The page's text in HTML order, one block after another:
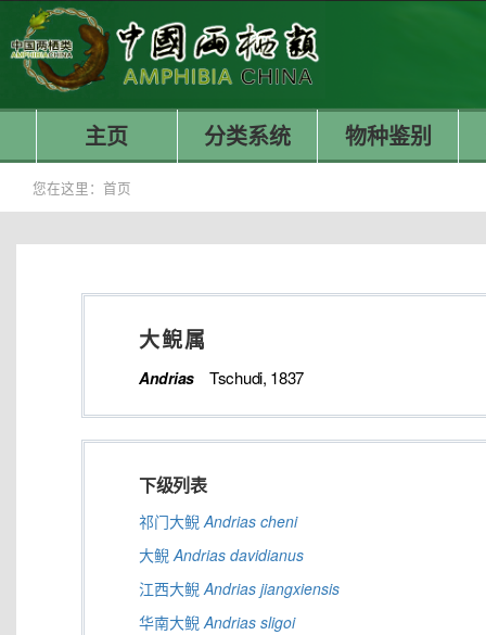
主页 分类系统 物种鉴别
您在这里： 首页
大鲵属
Andrias Tschudi, 1837
下级列表
祁门大鲵Andrias cheni
大鲵Andrias davidianus
江西大鲵Andrias jiangxiensis
华南大鲵Andrias sligoi